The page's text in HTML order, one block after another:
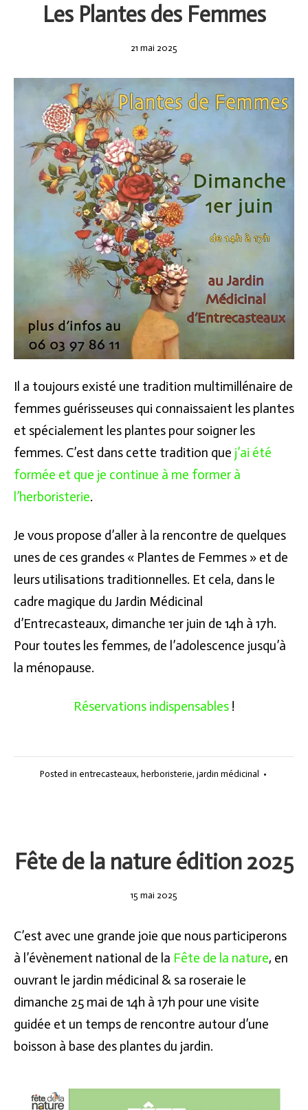
Les Plantes des Femmes
21 mai 2025
2025
Il a toujours existé une tradition multimillénaire de
femmes guérisseuses qui connaissaient les plantes
et spécialement les plantes pour soigner les
femmes. C’est dans cette tradition que j’ai été
formée et que je continue à me former à
l’herboristerie.
Je vous propose d’aller à la rencontre de quelques
unes de ces grandes « Plantes de Femmes » et de
leurs utilisations traditionnelles. Et cela, dans le
cadre magique du Jardin Médicinal
d’Entrecasteaux, dimanche 1er juin de 14h à 17h.
Pour toutes les femmes, de l’adolescence jusqu’à
la ménopause.
Réservations indispensables !
Posted in entrecasteaux, herboristerie, jardin médicinal •
Fête de la nature édition 2025
15 mai 2025
C’est avec une grande joie que nous participerons
à l’évènement national de la Fête de la nature, en
ouvrant le jardin médicinal & sa roseraie le
dimanche 25 mai de 14h à 17h pour une visite
guidée et un temps de rencontre autour d’une
boisson à base des plantes du jardin.